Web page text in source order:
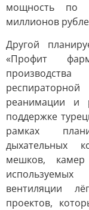
мощность по
миллионов
Другой
«Профит
реанимации и
поддержке
рамках
дыхательных
мешков,
вентиляции
проектов,